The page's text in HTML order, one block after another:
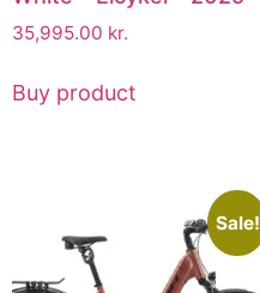
35,995.00 kr.
Buy product
Sale!